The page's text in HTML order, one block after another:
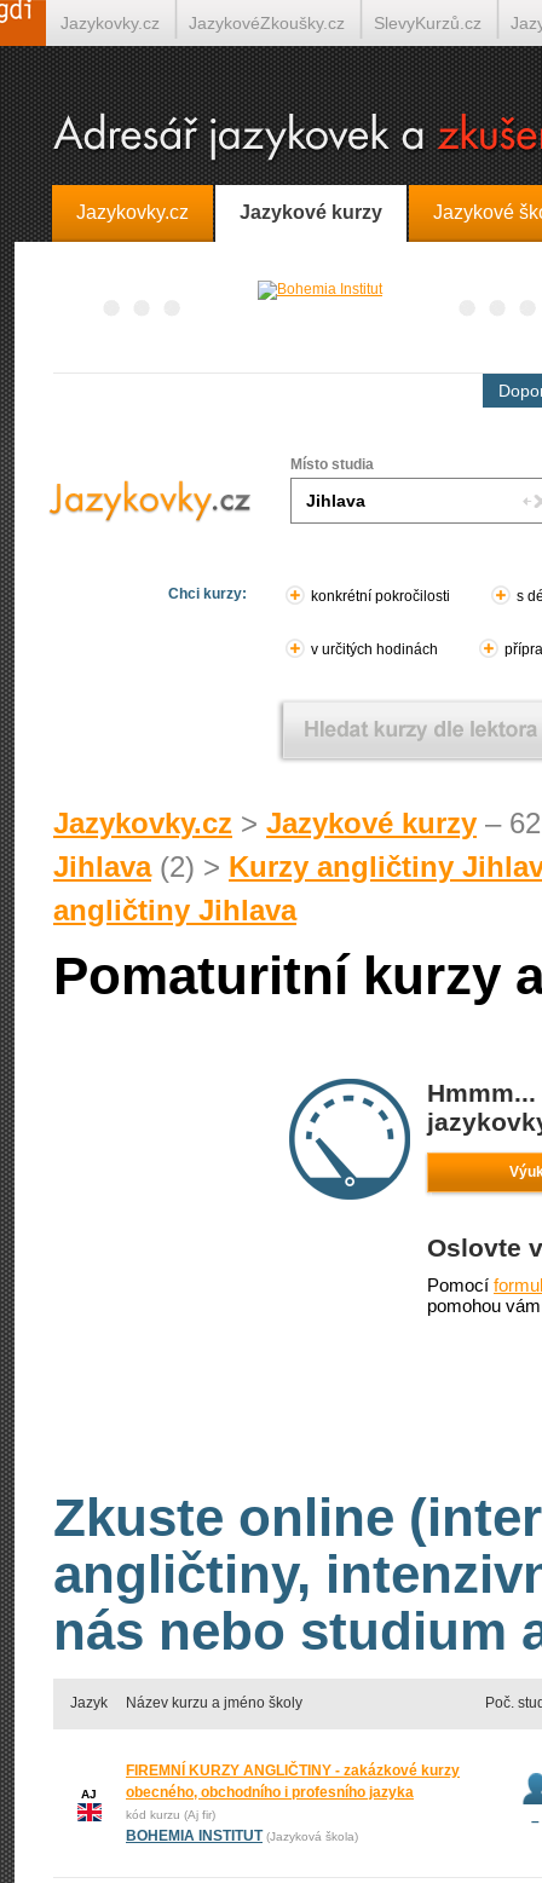
Jazykovky.cz Jazykové kurzy Jazykové
Místo studia
Chci kurzy: konkrétní pokročilosti s
v určitých hodinách
Jazykovky.cz > Jazykové kurzy –
Jihlava(2) > Kurzy angličtiny
angličtiny Jihlava
Pomaturitní kurzy
Oslovte
Pomocí
pomohou
Zkuste online
angličtiny,
nás nebo studium
Jazyk Název kurzu a jméno školy Poč.
AJ
FIREMNÍ KURZY ANGLIČTINY - zakázkové kurzy
obecného, obchodního i profesního jazyka
kód kurzu (Aj fir)
BOHEMIA INSTITUT (Jazyková škola)
–
Jazykovky.cz JazykovéZkoušky.cz SlevyKurzů.cz
Španělština on-line Italština on-line Tlumočení-